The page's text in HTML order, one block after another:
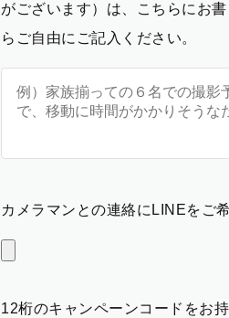
がございます）は、こちらにお
らご自由にご記入ください。
カメラマンとの連絡にLINEをご
12桁のキャンペーンコードをお